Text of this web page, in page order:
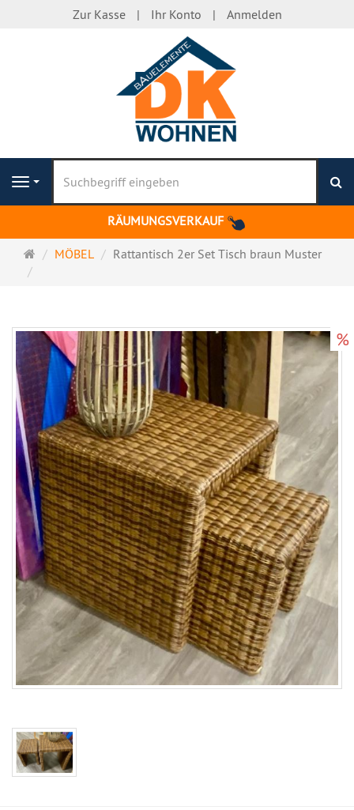
Zur Kasse Ihr Konto Anmelden
Navigation
RÄUMUNGSVERKAUF
Startseite
MÖBEL Rattantisch 2er Set Tisch braun Muster
%